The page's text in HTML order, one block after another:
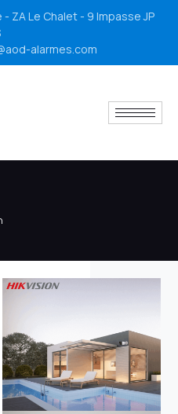
ZA Le Chalet - 9 Impasse JP
alarmes.com